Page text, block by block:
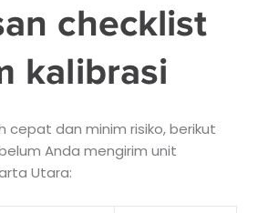
checklist
kalibrasi
cepat dan minim risiko, berikut
Anda mengirim unit
Utara: